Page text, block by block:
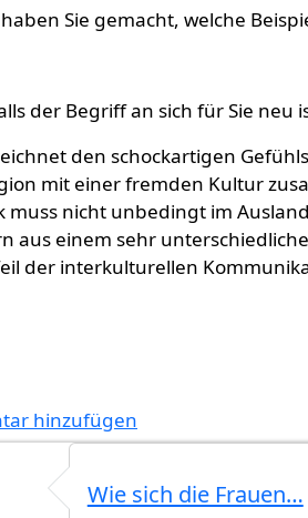
Sie gemacht, welche
der Begriff an sich für Sie neu
den schockartigen
mit einer fremden Kultur
muss nicht unbedingt im
aus einem sehr
der interkulturellen
hinzufügen
Wie sich die Frauen…